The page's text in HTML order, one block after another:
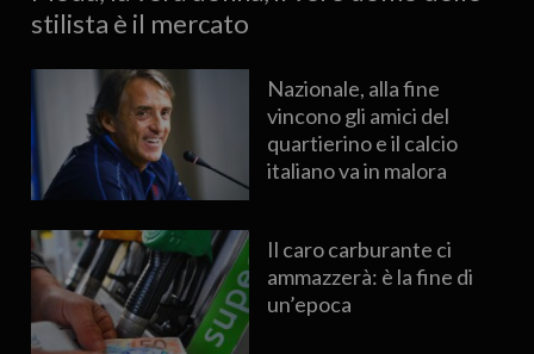
stilista è il mercato
Nazionale, alla fine
vincono gli amici del
quartierino e il calcio
italiano va in malora
Il caro carburante ci
ammazzerà: è la fine di
un’epoca